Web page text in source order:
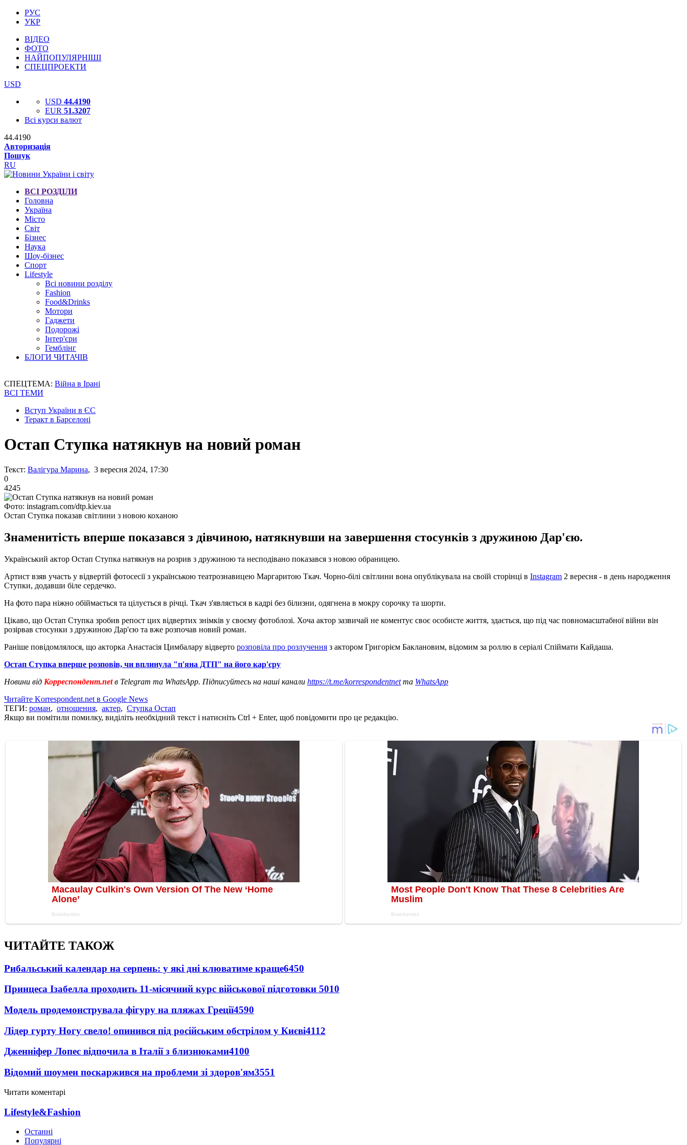
РУС
УКР
ВІДЕО
ФОТО
НАЙПОПУЛЯРНІШІ
СПЕЦПРОЕКТИ
USD
USD 44.4190
EUR 51.3207
Всі курси валют
44.4190
Авторизація
Пошук
RU
ВСІ РОЗДІЛИ
Головна
Україна
Місто
Світ
Бізнес
Наука
Шоу-бізнес
Спорт
Lifestyle
Всі новини розділу
Fashion
Food&Drinks
Мотори
Гаджети
Подорожі
Інтер'єри
Гемблінг
БЛОГИ ЧИТАЧІВ
СПЕЦТЕМА: Війна в Ірані
ВСІ ТЕМИ
Вступ України в ЄС
Теракт в Барселоні
Остап Ступка натякнув на новий роман
Текст: Валігура Марина, 3 вересня 2024, 17:30
0
4245
Фото: instagram.com/dtp.kiev.ua
Остап Ступка показав світлини з новою коханою
Знаменитість вперше показався з дівчиною, натякнувши на завершення стосунків з дружиною Дар'єю.
Український актор Остап Ступка натякнув на розрив з дружиною та несподівано показався з новою обраницею.
Артист взяв участь у відвертій фотосесії з українською театрознавицею Маргаритою Ткач. Чорно-білі світлини вона опублікувала на своїй сторінці в Instagram 2 вересня - в день народження
Ступки, додавши біле сердечко.
На фото пара ніжно обіймається та цілується в річці. Ткач з'являється в кадрі без білизни, одягнена в мокру сорочку та шорти.
Цікаво, що Остап Ступка зробив репост цих відвертих знімків у своєму фотоблозі. Хоча актор зазвичай не коментує своє особисте життя, здається, що під час повномасштабної війни він
розірвав стосунки з дружиною Дар'єю та вже розпочав новий роман.
Раніше повідомлялося, що акторка Анастасія Цимбалару відверто розповіла про розлучення з актором Григорієм Баклановим, відомим за роллю в серіалі Спіймати Кайдаша.
Остап Ступка вперше розповів, чи вплинула "п'яна ДТП" на його кар'єру
Новини від Корреспондент.netв Telegram та WhatsApp. Підписуйтесь на наші канали https://t.me/korrespondentnetта WhatsApp
Читайте Korrespondent.net в Google News
ТЕГИ: роман, отношения, актер, Ступка Остап
Якщо ви помітили помилку, виділіть необхідний текст і натисніть Ctrl + Enter, щоб повідомити про це редакцію.
ЧИТАЙТЕ ТАКОЖ
Рибальський календар на серпень: у які дні клюватиме краще6450
Принцеса Ізабелла проходить 11-місячний курс військової підготовки 5010
Модель продемонструвала фігуру на пляжах Греції4590
Лідер гурту Ногу свело! опинився під російським обстрілом у Києві4112
Дженніфер Лопес відпочила в Італії з близнюками4100
Відомий шоумен поскаржився на проблеми зі здоров'ям3551
Читати коментарі
Lifestyle&Fashion
Останні
Популярні